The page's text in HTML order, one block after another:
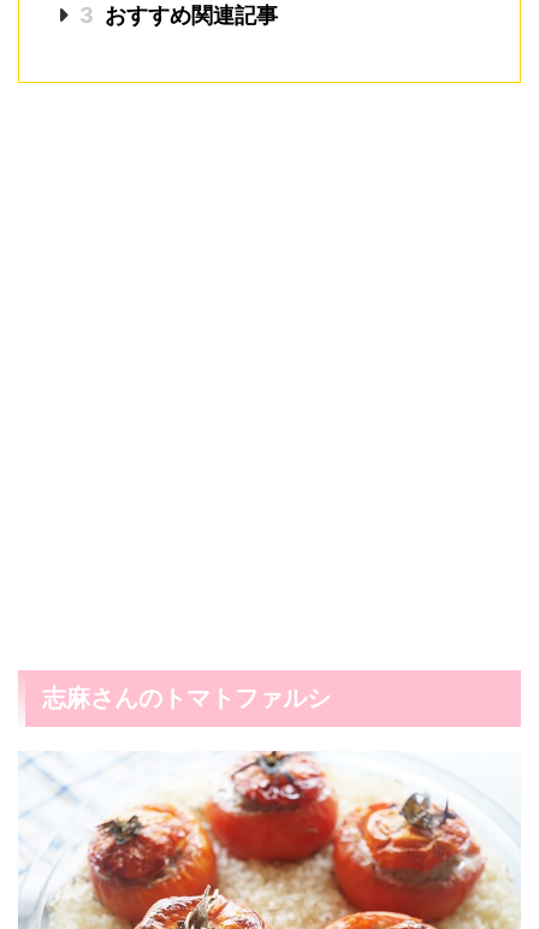
3 おすすめ関連記事
志麻さんのトマトファルシ